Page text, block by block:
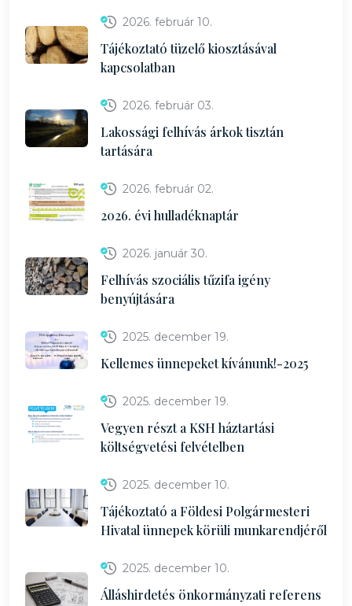
2026. február 10.
Tájékoztató tüzelő kiosztásával
kapcsolatban
2026. február 03.
Lakossági felhívás árkok tisztán
tartására
2026. február 02.
2026. évi hulladéknaptár
2026. január 30.
Felhívás szociális tűzifa igény
benyújtására
2025. december 19.
Kellemes ünnepeket kívánunk!-2025
2025. december 19.
Vegyen részt a KSH háztartási
költségvetési felvételben
2025. december 10.
Tájékoztató a Földesi Polgármesteri
Hivatal ünnepek körüli munkarendjéről
2025. december 10.
Álláshirdetés önkormányzati referens